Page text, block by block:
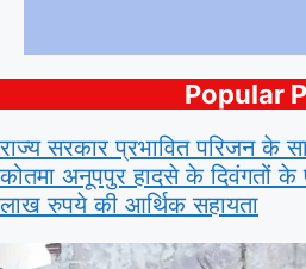
Popular
राज्य सरकार प्रभावित परिजन के
कोतमा अनूपपुर हादसे के दिवंगतों के
लाख रुपये की आर्थिक सहायता